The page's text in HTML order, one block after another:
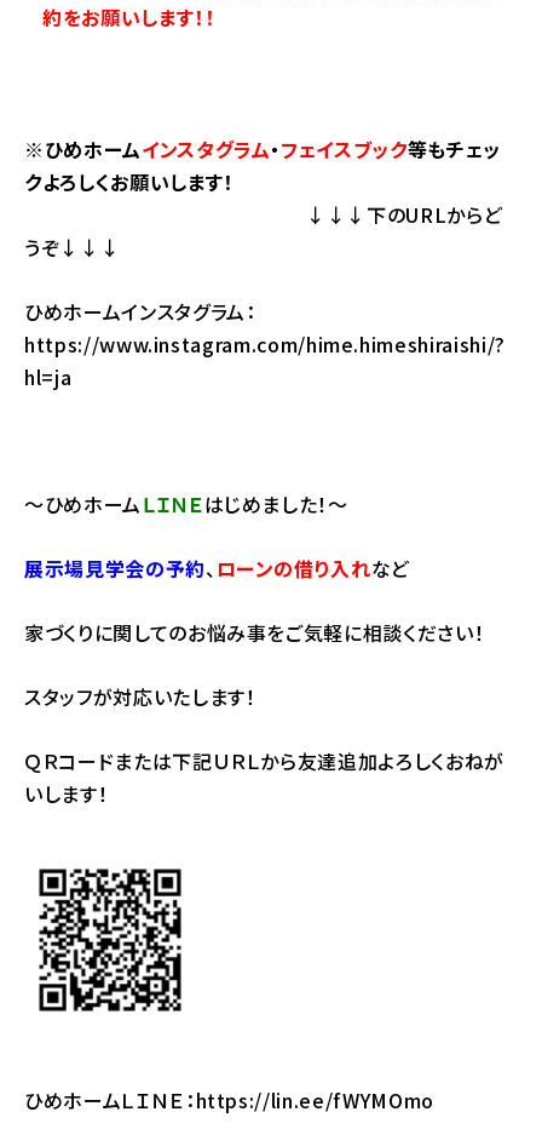
約をお願いします！！
※ひめホームインスタグラム・フェイスブック等もチェッ
クよろしくお願いします！
↓↓↓下のURLからど
うぞ↓↓↓
ひめホームインスタグラム：
https://www.instagram.com/hime.himeshiraishi/?
hl=ja
～ひめホームＬＩＮＥはじめました！～
展示場見学会の予約、 ローンの借り入れなど
家づくりに関してのお悩み事をご気軽に相談ください！
スタッフが対応いたします！
ＱＲコードまたは下記ＵＲＬから友達追加よろしくおねが
いします！
ひめホームＬＩＮＥ：https://lin.ee/fWYMOmo